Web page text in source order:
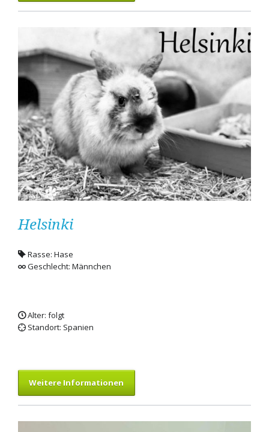
Helsinki
Rasse: Hase
Geschlecht: Männchen
Alter: folgt
Standort: Spanien
Weitere Informationen